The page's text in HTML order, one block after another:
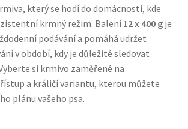
psy
— Vysoký obsah masa, bez obilovin
psy
který se hodí do domácnosti, kde
krmný režim. Balení12 x 400 gje
podávání a pomáhá udržet
v období, kdy je důležité sledovat
si krmivo zaměřené na
a králičí variantu, kterou můžete
plánu vašeho psa.